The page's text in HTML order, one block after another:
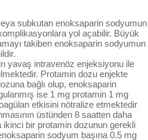
subkutan enoksaparin sodyumun
yol açabilir. Büyük
takiben enoksaparin sodyumun
yavaş intravenöz enjeksiyonu ile
Protamin dozu enjekte
bağlı olup, enoksaparin
ise 1 mg protamin 1 mg
etkisini nötralize etmektedir
üstünden 8 saatten daha
bir protamin dozunun gerekli
sodyum başına 0.5 mg